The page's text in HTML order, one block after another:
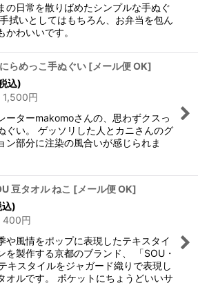
の日常を散りばめたシンプルな手ぬぐ
拭いとしてはもちろん、お弁当を包ん
かわいいです。
らめっこ手ぬぐい [メール便 OK]
込)
1,500円
ーターmakomoさんの、思わずクスっ
ぐい。 ゲッソリした人とカニさんのグ
ン部分に注染の風合いが感じられま
豆タオル ねこ [メール便 OK]
込)
400円
や風情をポップに表現したテキスタイ
を製作する京都のブランド、 「SOU・
キスタイルをジャガード織りで表現し
オルです。 ポケットにちょうどいいサ